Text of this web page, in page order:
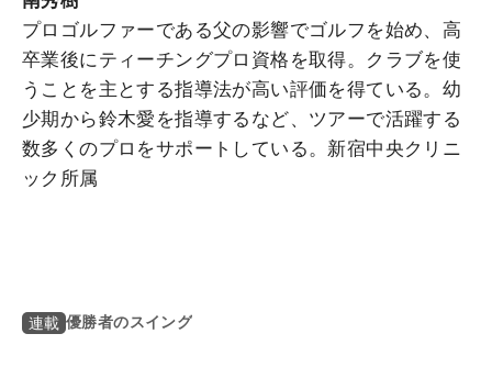
プロゴルファーである父の影響でゴルフを始め、高
卒業後にティーチングプロ資格を取得。クラブを使
うことを主とする指導法が高い評価を得ている。幼
少期から鈴木愛を指導するなど、ツアーで活躍する
数多くのプロをサポートしている。新宿中央クリニ
ック所属
連載 優勝者のスイング